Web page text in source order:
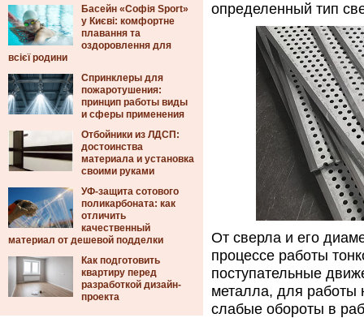
Басейн «Софія Sport»
у Києві: комфортне
плавання та
оздоровлення для
всієї родини
Спринклеры для
пожаротушения:
принцип работы виды
и сферы применения
Отбойники из ЛДСП:
достоинства
материала и установка
своими руками
УФ-защита сотового
поликарбоната: как
отличить
качественный
материал от дешевой подделки
Как подготовить
квартиру перед
разработкой дизайн-
проекта
определенный тип
От сверла и его
процессе работы
поступательные
металла, для работы
слабые обороты в